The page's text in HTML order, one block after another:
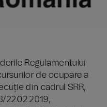
Regulamentului
de ocupare a
din cadrul SRR,
22.02.2019,